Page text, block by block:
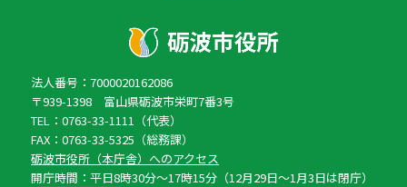
法人番号：7000020162086
〒939-1398 富山県砺波市栄町7番3号
TEL：0763-33-1111（代表）
FAX：0763-33-5325（総務課）
砺波市役所（本庁舎）へのアクセス
開庁時間：平日8時30分〜17時15分（12月29日〜1月3日は閉庁）